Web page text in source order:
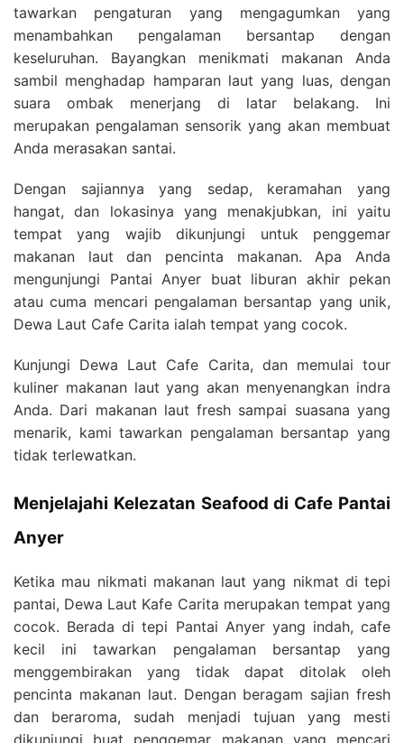
tawarkan pengaturan yang mengagumkan yang
menambahkan pengalaman bersantap dengan
keseluruhan. Bayangkan menikmati makanan Anda
sambil menghadap hamparan laut yang luas, dengan
suara ombak menerjang di latar belakang. Ini
merupakan pengalaman sensorik yang akan membuat
Anda merasakan santai.
Dengan sajiannya yang sedap, keramahan yang
hangat, dan lokasinya yang menakjubkan, ini yaitu
tempat yang wajib dikunjungi untuk penggemar
makanan laut dan pencinta makanan. Apa Anda
mengunjungi Pantai Anyer buat liburan akhir pekan
atau cuma mencari pengalaman bersantap yang unik,
Dewa Laut Cafe Carita ialah tempat yang cocok.
Kunjungi Dewa Laut Cafe Carita, dan memulai tour
kuliner makanan laut yang akan menyenangkan indra
Anda. Dari makanan laut fresh sampai suasana yang
menarik, kami tawarkan pengalaman bersantap yang
tidak terlewatkan.
Menjelajahi Kelezatan Seafood di Cafe Pantai
Anyer
Ketika mau nikmati makanan laut yang nikmat di tepi
pantai, Dewa Laut Kafe Carita merupakan tempat yang
cocok. Berada di tepi Pantai Anyer yang indah, cafe
kecil ini tawarkan pengalaman bersantap yang
menggembirakan yang tidak dapat ditolak oleh
pencinta makanan laut. Dengan beragam sajian fresh
dan beraroma, sudah menjadi tujuan yang mesti